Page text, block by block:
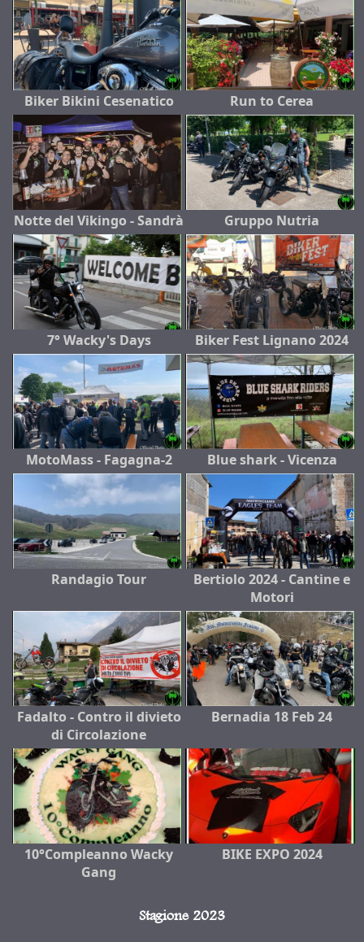
Biker Bikini Cesenatico Run to Cerea
Notte del Vikingo - Sandrà Gruppo Nutria
7° Wacky's Days Biker Fest Lignano 2024
MotoMass - Fagagna-2 Blue shark - Vicenza
Randagio Tour
Bertiolo 2024 - Cantine e
Motori
Fadalto - Contro il divieto
di Circolazione
Bernadia 18 Feb 24
10°Compleanno Wacky
Gang
BIKE EXPO 2024
Stagione 2023